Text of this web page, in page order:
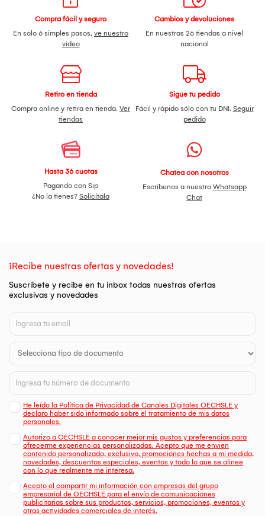
aquellos que buscan versatilidad y calidad en su
iluminación, ofreciendo un rendimiento excepcional en una
variedad de aplicaciones creativas.
Compra fácil y seguro
En solo 6 simples pasos, ve nuestro
video
Cambios y devoluciones
En nuestras 26 tiendas a nivel
nacional
Retiro en tienda
Compra online y retira en tienda. Ver
tiendas
Sigue tu pedido
Fácil y rápido sólo con tu DNI. Seguir
pedido
Hasta 36 cuotas
Pagando con Sip
¿No la tienes? Solicítala
Chatea con nosotros
Escríbenos a nuestro Whatsapp
Chat
¡Recibe nuestras ofertas y novedades!
Suscríbete y recibe en tu inbox todas nuestras ofertas
exclusivas y novedades
He leído la Política de Privacidad de Canales Digitales OECHSLE y
declaro haber sido informado sobre el tratamiento de mis datos
personales.
Autorizo a OECHSLE a conocer mejor mis gustos y preferencias para
ofrecerme experiencias personalizadas. Acepto que me envien
contenido personalizado, exclusivo, promociones hechas a mi medida,
novedades, descuentos especiales, eventos y todo lo que se alinee
con lo que realmente me interesa.
Acepto el compartir mi información con empresas del grupo
empresarial de OECHSLE para el envío de comunicaciones
publicitarias sobre sus productos, servicios, promociones, eventos y
otras actividades comerciales de interés.